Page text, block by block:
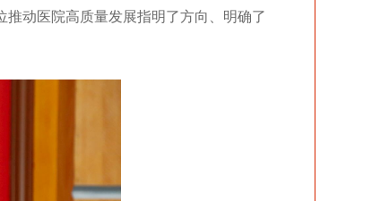
动医院高质量发展指明了方向、明确了